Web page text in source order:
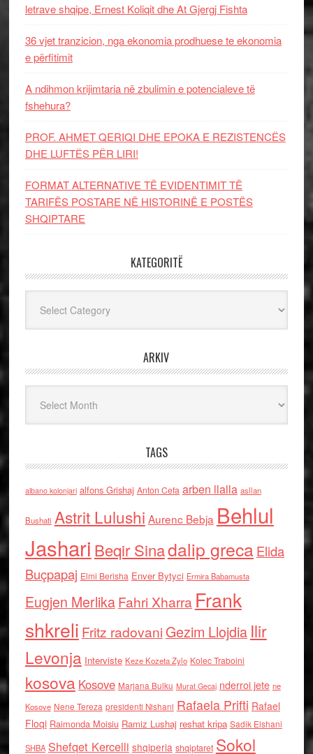
letrave shqipe, Ernest Koliqit dhe At Gjergj Fishta
36 vjet tranzicion, nga ekonomia prodhuese te ekonomia
e përfitimit
A ndihmon krijimtaria në zbulimin e potencialeve të
fshehura?
PROF. AHMET QERIQI DHE EPOKA E REZISTENCЁS
DHE LUFTЁS PЁR LIRI!
FORMAT ALTERNATIVE TË EVIDENTIMIT TË
TARIFËS POSTARE NË HISTORINË E POSTËS
SHQIPTARE
KATEGORITË
ARKIV
TAGS
albano kolonjari alfons Grishaj Anton Cefa arben llalla asllan
Bushati Astrit Lulushi Aurenc Bebja Behlul
Jashari Beqir Sinadalip grecaElida
Buçpapaj Elmi Berisha Enver Bytyci Ermira Babamusta
Eugjen MerlikaFahri Xharra Frank
shkreli Fritz radovaniGezim Llojdia Ilir
Levonja Interviste Keze Kozeta Zylo Kolec Traboini
kosova Kosove Marjana Bulku Murat Gecaj nderroi jete ne
Kosove Nene Tereza presidenti Nishani Rafaela Prifti Rafael
Floqi Raimonda Moisiu Ramiz Lushaj reshat kripa Sadik Elshani
SHBA Shefqet Kercelli shqiperia shqiptaret Sokol